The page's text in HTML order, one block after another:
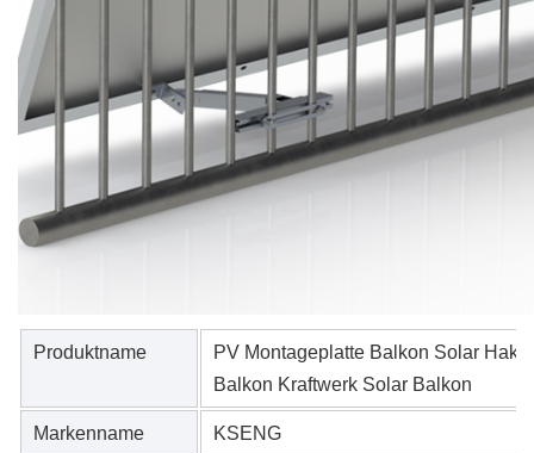
Produktname
PV Montageplatte Balkon Solar
Balkon Kraftwerk Solar Balkon
Markenname KSENG